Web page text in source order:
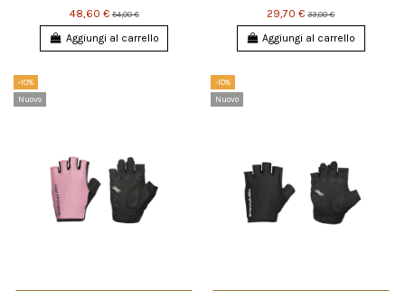
48,60 € 54,00 €
Aggiungi al carrello
29,70 € 33,00 €
Aggiungi al carrello
-10%
Nuovo
-10%
Nuovo